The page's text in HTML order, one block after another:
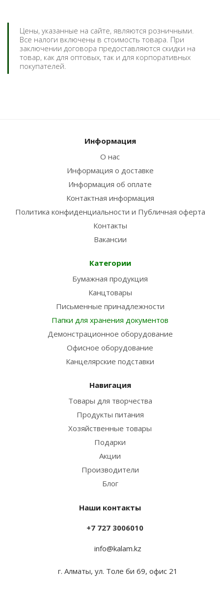
Цены, указанные на сайте, являются розничными.
Все налоги включены в стоимость товара. При
заключении договора предоставляются скидки на
товар, как для оптовых, так и для корпоративных
покупателей.
Информация
О нас
Информация о доставке
Информация об оплате
Контактная информация
Политика конфиденциальности и Публичная оферта
Контакты
Вакансии
Категории
Бумажная продукция
Канцтовары
Письменные принадлежности
Папки для хранения документов
Демонстрационное оборудование
Офисное оборудование
Канцелярские подставки
Навигация
Товары для творчества
Продукты питания
Хозяйственные товары
Подарки
Акции
Производители
Блог
Наши контакты
+7 727 3006010
info@kalam.kz
г. Алматы, ул. Толе би 69, офис 21